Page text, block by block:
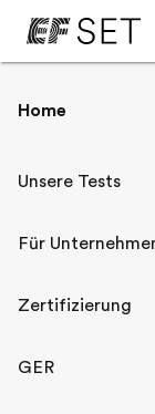
Home
Unsere Tests
Für
Zertifizierung
GER
B2